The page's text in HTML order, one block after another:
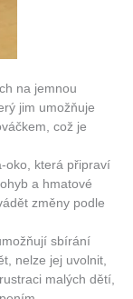
na jemnou
jim umožňuje
což je
oko, která připraví
a hmatové
změny podle
sbírání
nelze jej uvolnit,
malých dětí,